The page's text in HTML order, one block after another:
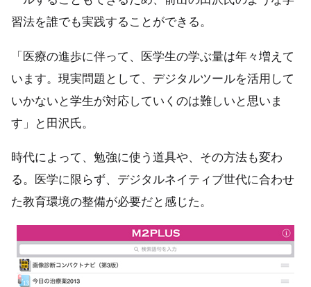
習法を誰でも実践することができる。
「医療の進歩に伴って、医学生の学ぶ量は年々増えて
います。現実問題として、デジタルツールを活用して
いかないと学生が対応していくのは難しいと思いま
す」と田沢氏。
時代によって、勉強に使う道具や、その方法も変わ
る。医学に限らず、デジタルネイティブ世代に合わせ
た教育環境の整備が必要だと感じた。